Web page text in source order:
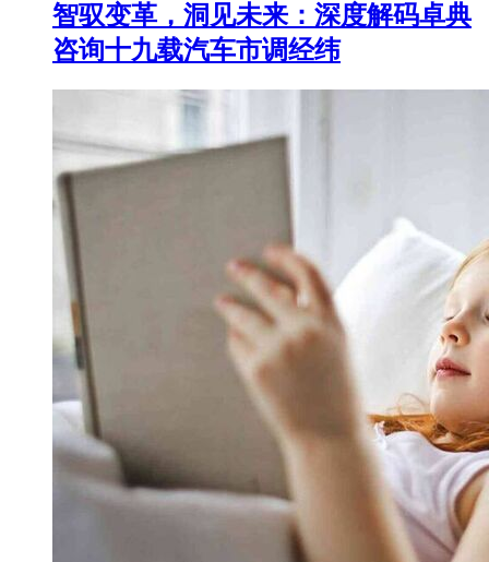
智驭变革，洞见未来：深度解码卓典
咨询十九载汽车市调经纬